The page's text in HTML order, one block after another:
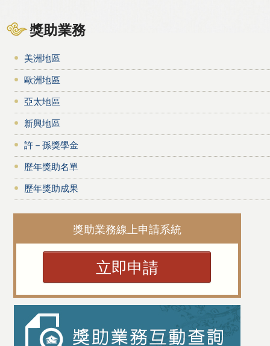
獎助業務
美洲地區
歐洲地區
亞太地區
新興地區
許－孫獎學金
歷年獎助名單
歷年獎助成果
獎助業務線上申請系統
立即申請